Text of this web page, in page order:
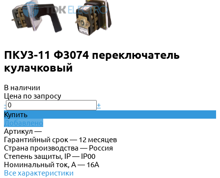
ПКУ3-11 Ф3074 переключатель
кулачковый
В наличии
Цена по запросу
-
+
Купить
Добавлено
Артикул —
Гарантийный срок — 12 месяцев
Страна производства — Россия
Степень защиты, IP — IP00
Номинальный ток, А — 16А
Все характеристики